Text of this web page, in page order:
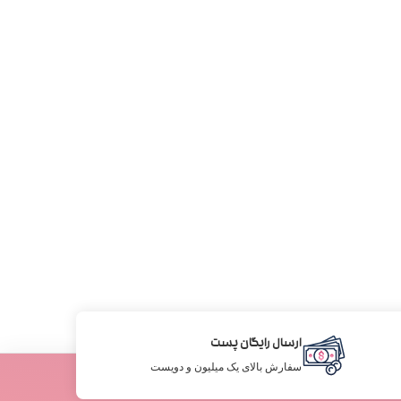
ارسال رایگان پست
سفارش بالای یک میلیون و دویست